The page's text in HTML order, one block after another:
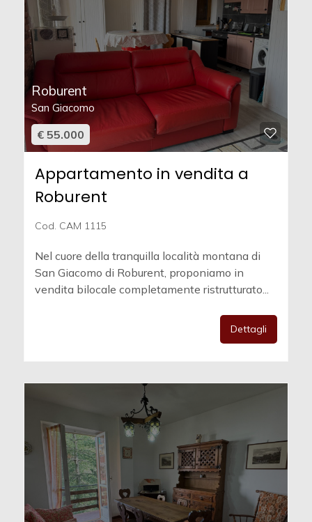
Roburent
San Giacomo
€ 55.000
Appartamento in vendita a
Roburent
Cod. CAM 1115
Nel cuore della tranquilla località montana di
San Giacomo di Roburent, proponiamo in
vendita bilocale completamente ristrutturato...
Dettagli